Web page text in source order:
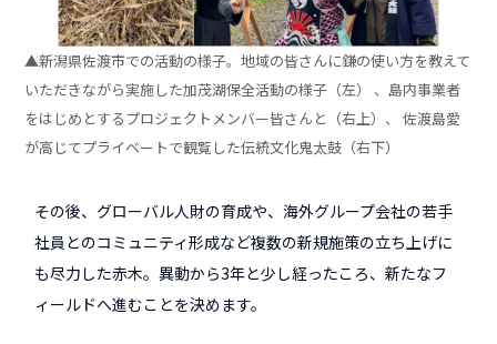
▲新潟県佐渡市での活動の様子。地域の皆さんに鎌の使い方を教えて
いただきながら実施した加茂湖保全活動の様子（左） 、島内事業者
をはじめとするプロジェクトメンバー皆さんと（右上）、 佐渡島愛
が高じてプライベートで観覧した伝統文化鬼太鼓（右下）
その後、グローバル人財の育成や、海外グループ会社の若手
社員とのコミュニティ形成など複数の新規施策の立ち上げに
も尽力した赤木。異動から3年と少し経ったころ、新たなフ
ィールドへ進むことを決めます。